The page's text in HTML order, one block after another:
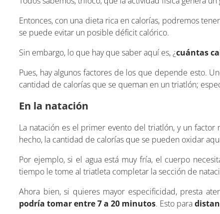
Entonces, con una dieta rica en calorías, podremos
se puede evitar un posible déficit calórico.
Sin embargo, lo que hay que saber aquí es, ¿cuántas
Pues, hay algunos factores de los que depende esto.
cantidad de calorías que se queman en un triatlón;
En la natación
La natación es el primer evento del triatlón, y un
hecho, la cantidad de calorías que se pueden oxidar
Por ejemplo, si el agua está muy fría, el cuerpo
tiempo le tome al triatleta completar la sección de
Ahora bien, si quieres mayor especificidad, presta
podría tomar entre 7 a 20 minutos. Esto para